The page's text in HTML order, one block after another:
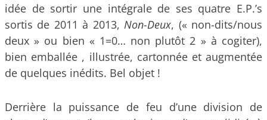
idée de sortir une intégrale de ses quatre E.P.’s
sortis de 2011 à 2013,Non-Deux, (« non-dits/nous
deux » ou bien « 1=0… non plutôt 2 » à cogiter),
bien emballée , illustrée, cartonnée et augmentée
de quelques inédits. Bel objet !
Derrière la puissance de feu d’une division de